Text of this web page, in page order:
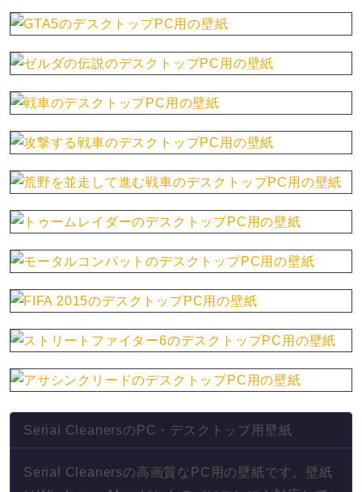
Serial CleanersのPC・デスクトップ用壁紙
Serial Cleanersの高画質なPC用の壁紙です。壁紙